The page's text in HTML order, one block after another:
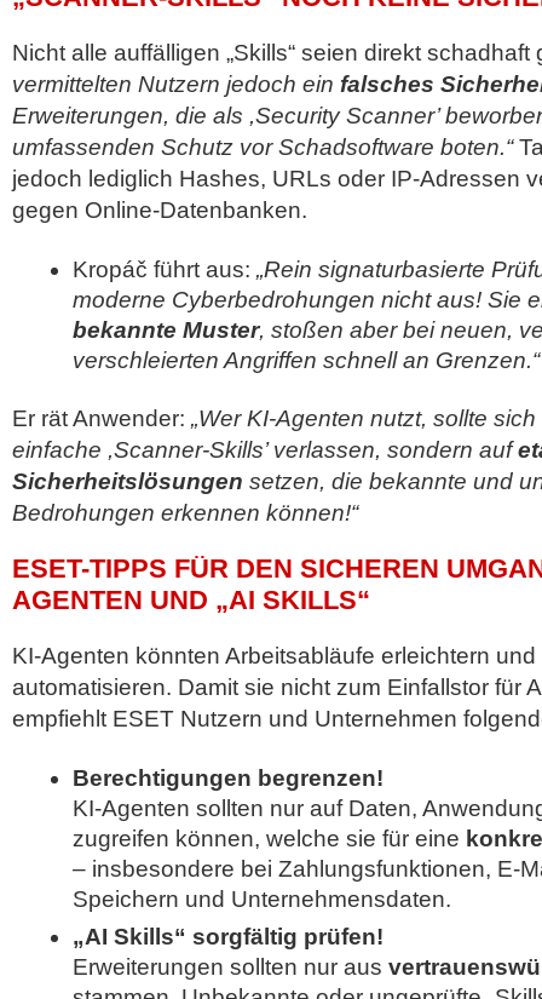
Nicht alle auffälligen „Skills“ seien direkt
vermittelten Nutzern jedoch ein falsches
Erweiterungen, die als ,Security Scanner’
umfassenden Schutz vor Schadsoftware boten.“
jedoch lediglich Hashes, URLs oder IP-Adressen
gegen Online-Datenbanken.
Kropáč führt aus: „Rein signaturbasierte
moderne Cyberbedrohungen nicht aus! Sie
bekannte Muster, stoßen aber bei neuen,
verschleierten Angriffen schnell an Grenzen.“
Er rät Anwender: „Wer KI-Agenten nutzt, sollte
einfache ,Scanner-Skills’ verlassen, sondern auf
Sicherheitslösungen setzen, die bekannte und
Bedrohungen erkennen können!“
ESET-TIPPS FÜR DEN SICHEREN
AGENTEN UND „AI SKILLS“
KI-Agenten könnten Arbeitsabläufe erleichtern
automatisieren. Damit sie nicht zum Einfallstor für
empfiehlt ESET Nutzern und Unternehmen
Berechtigungen begrenzen!
KI-Agenten sollten nur auf Daten,
zugreifen können, welche sie für eine
– insbesondere bei Zahlungsfunktionen, E-
Speichern und Unternehmensdaten.
„AI Skills“ sorgfältig prüfen!
Erweiterungen sollten nur aus